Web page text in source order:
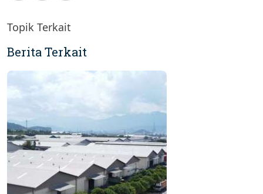
Topik Terkait
Berita Terkait